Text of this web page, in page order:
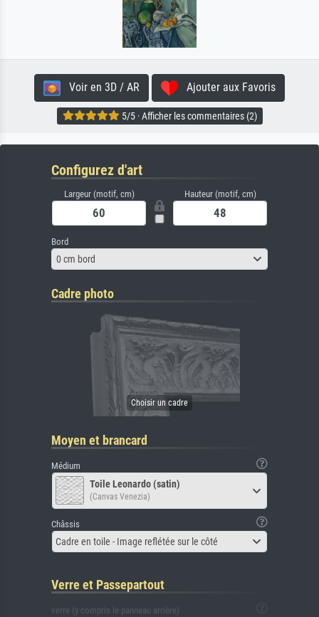
Voir en 3D / AR Ajouter aux Favoris
5/5 · Afficher les commentaires (2)
Configurez d'art
Largeur (motif, cm) Hauteur (motif, cm)
Bord
0 cm bord
Cadre photo
Moyen et brancard
Médium
Toile Leonardo (satin)
(Canvas Venezia)
Châssis
Cadre en toile - Image reflétée sur le côté
Verre et Passepartout
verre (y compris le panneau arrière)